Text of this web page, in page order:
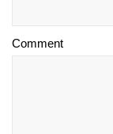
Comment